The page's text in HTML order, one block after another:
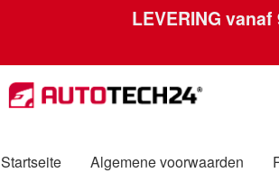
LEVERING vanaf
Ga
door
navigatie
Ga
naar
inhoud
Startseite Algemene voorwaarden